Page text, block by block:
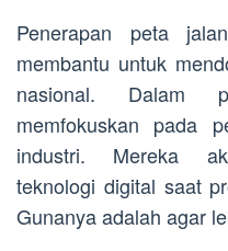
Penerapan peta
membantu untuk
nasional. Dalam
memfokuskan pada
industri. Mereka
teknologi digital saat
Gunanya adalah agar